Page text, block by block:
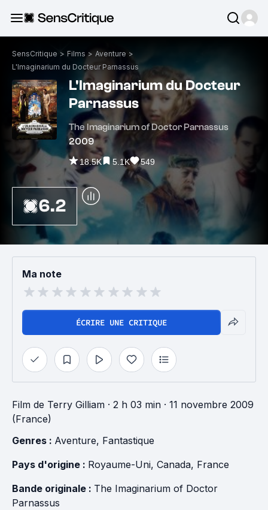
SensCritique > Films > Aventure >
L'Imaginarium du Docteur Parnassus
L'Imaginarium du Docteur
Parnassus
The Imaginarium of Doctor Parnassus
2009
18.5K 5.1K 549
6.2
Ma note
ÉCRIRE UNE CRITIQUE
Film de Terry Gilliam · 2 h 03 min · 11 novembre 2009
(France)
Genres : Aventure, Fantastique
Pays d'origine : Royaume-Uni, Canada, France
Bande originale : The Imaginarium of Doctor
Parnassus